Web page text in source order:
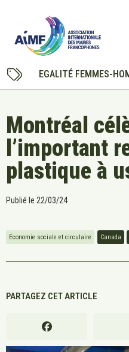
EGALITÉ FEMMES-
Montréal
l’important
plastique à
Publié le 22/03/24
Economie sociale et circulaire Canada
PARTAGEZ CET ARTICLE